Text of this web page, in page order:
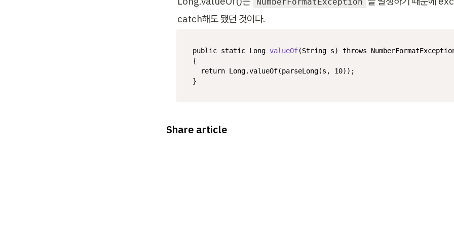
catch해도 됐던 것이다.
public static Long valueOf(String s) throws
{
return Long.valueOf(parseLong(s, 10));
}
Share article